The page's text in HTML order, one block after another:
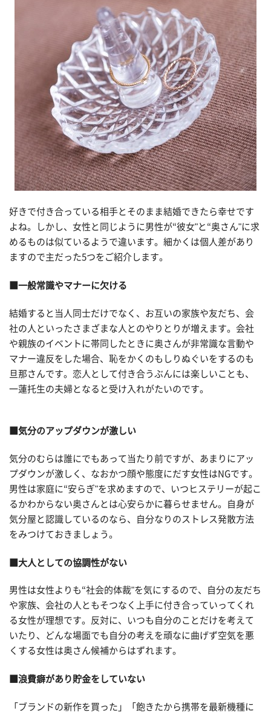
好きで付き合っている相手とそのまま結婚できたら幸せです
よね。しかし、女性と同じように男性が“彼女"と“奥さん"に求
めるものは似ているようで違います。細かくは個人差があり
ますので主だった5つをご紹介します。
■一般常識やマナーに欠ける
結婚すると当人同士だけでなく、お互いの家族や友だち、会
社の人といったさまざまな人とのやりとりが増えます。会社
や親族のイベントに帯同したときに奥さんが非常識な言動や
マナー違反をした場合、恥をかくのもしりぬぐいをするのも
旦那さんです。恋人として付き合うぶんには楽しいことも、
一蓮托生の夫婦となると受け入れがたいのです。
■気分のアップダウンが激しい
気分のむらは誰にでもあって当たり前ですが、あまりにアッ
プダウンが激しく、なおかつ顔や態度にだす女性はNGです。
男性は家庭に“安らぎ"を求めますので、いつヒステリーが起こ
るかわからない奥さんとは心安らかに暮らせません。自身が
気分屋と認識しているのなら、自分なりのストレス発散方法
をみつけておきましょう。
■大人としての協調性がない
男性は女性よりも“社会的体裁"を気にするので、自分の友だち
や家族、会社の人ともそつなく上手に付き合っていってくれ
る女性が理想です。反対に、いつも自分のことだけを考えて
いたり、どんな場面でも自分の考えを頑なに曲げず空気を悪
くする女性は奥さん候補からはずれます。
■浪費癖があり貯金をしていない
「ブランドの新作を買った」「飽きたから携帯を最新機種に